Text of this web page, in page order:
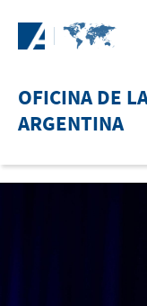
OFICINA DE
ARGENTINA